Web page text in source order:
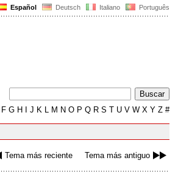
Español Deutsch Italiano Português
F G H J K L M N O P Q R S T U V W X Y Z #
Tema más reciente Tema más antiguo